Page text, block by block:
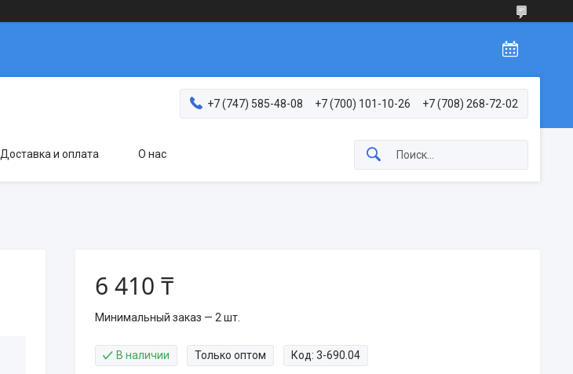
+7 (747) 585-48-08 +7 (700) 101-10-26 +7 (708) 268-72-02
Доставка и оплата О нас
6 410 ₸
Минимальный заказ — 2 шт.
В наличии Только оптом Код: 3-690.04